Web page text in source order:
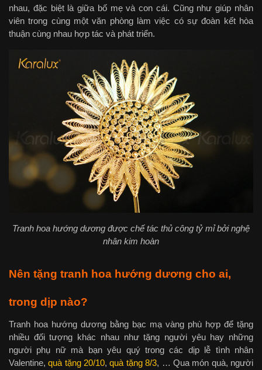
nhau, đặc biệt là giữa bố mẹ và con cái. Cũng như giúp nhân
viên trong cùng một văn phòng làm việc có sự đoàn kết hòa
thuận cùng nhau hợp tác và phát triển.
Tranh hoa hướng dương được chế tác thủ công tỷ mỉ bởi nghệ
nhân kim hoàn
Nên tặng tranh hoa hướng dương cho ai,
trong dịp nào?
Tranh hoa hướng dương bằng bạc mạ vàng phù hợp để tặng
nhiều đối tượng khác nhau như tặng người yêu hay những
người phụ nữ mà bạn yêu quý trong các dịp lễ tình nhân
Valentine,quà tặng 20/10,quà tặng 8/3, … Qua món quà, người